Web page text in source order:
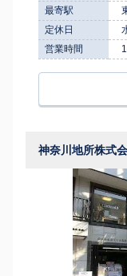
最寄駅
定休日
営業時間
神奈川地所株式